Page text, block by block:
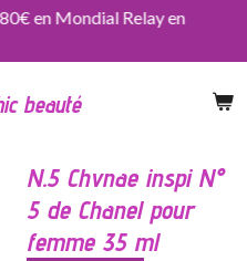
beauté
en Mondial Relay en
N.5 Chvnae inspi N°
5 de Chanel pour
femme 35 ml